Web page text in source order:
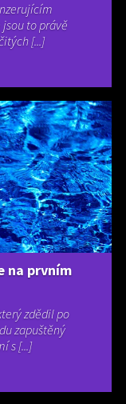
jsou to právě
[...]
na prvním
zdědil po
zapuštěný
s [...]